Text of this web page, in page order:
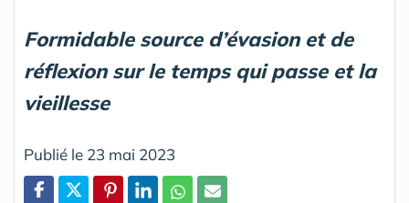
Formidable source d’évasion et de
réflexion sur le temps qui passe et la
vieillesse
Publié le 23 mai 2023